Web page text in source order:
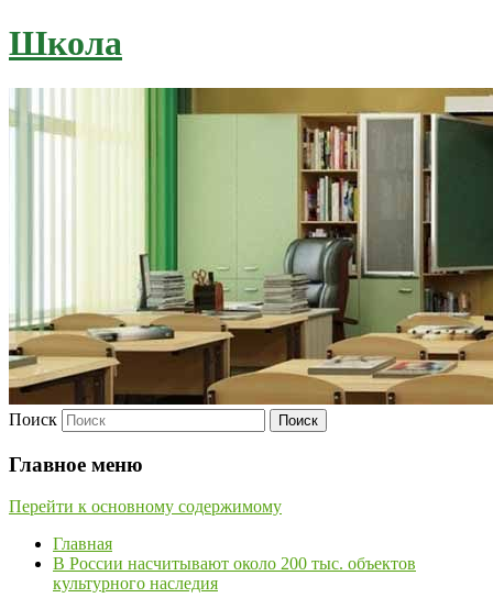
Школа
Поиск
Главное меню
Перейти к основному содержимому
Главная
В России насчитывают около 200 тыс. объектов
культурного наследия